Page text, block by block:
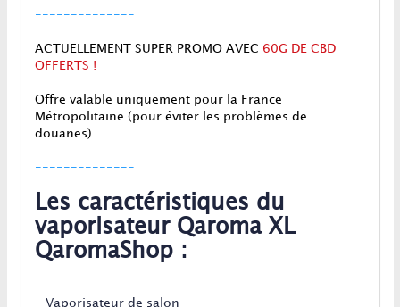
--------------
ACTUELLEMENT SUPER PROMO AVEC 60G DE CBD
OFFERTS !
Offre valable uniquement pour la France
Métropolitaine (pour éviter les problèmes de
douanes)
--------------
Les caractéristiques du
vaporisateur Qaroma XL
QaromaShop :
- Vaporisateur de salon